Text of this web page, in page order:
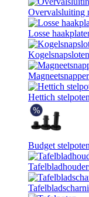
Overvalsluiting
Losse
Kogelsnapsloten
Hettich stelpoten
Budget stelpoten